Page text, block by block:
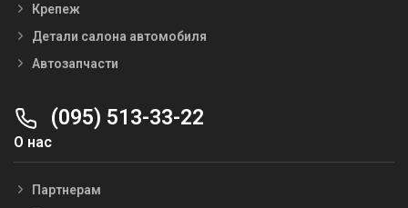
Крепеж
Детали салона автомобиля
Автозапчасти
(095) 513-33-22
О нас
Партнерам